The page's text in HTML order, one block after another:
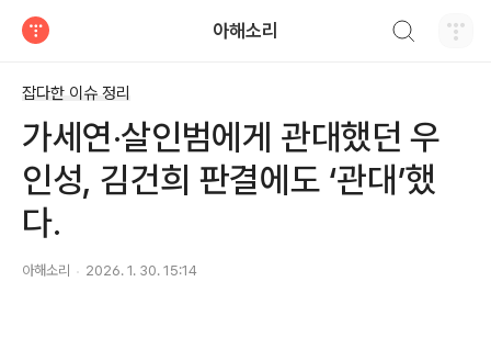
아해소리
잡다한 이슈 정리
가세연‧살인범에게 관대했던 우
인성, 김건희 판결에도 ‘관대’했
다.
아해소리 2026. 1. 30. 15:14